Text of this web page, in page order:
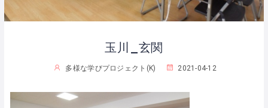
玉川_玄関
多様な学びプロジェクト(K) 2021-04-12